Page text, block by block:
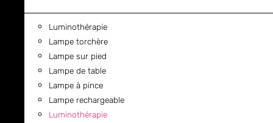
Luminothérapie
Lampe torchère
Lampe sur pied
Lampe de table
Lampe à pince
Lampe rechargeable
Luminothérapie